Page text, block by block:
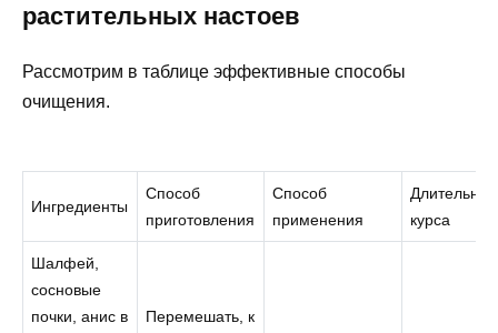
растительных настоев
Рассмотрим в таблице эффективные способы
очищения.
Ингредиенты
Способ
приготовления
Способ
применения
курса
Шалфей,
сосновые
почки, анис в
Перемешать, к